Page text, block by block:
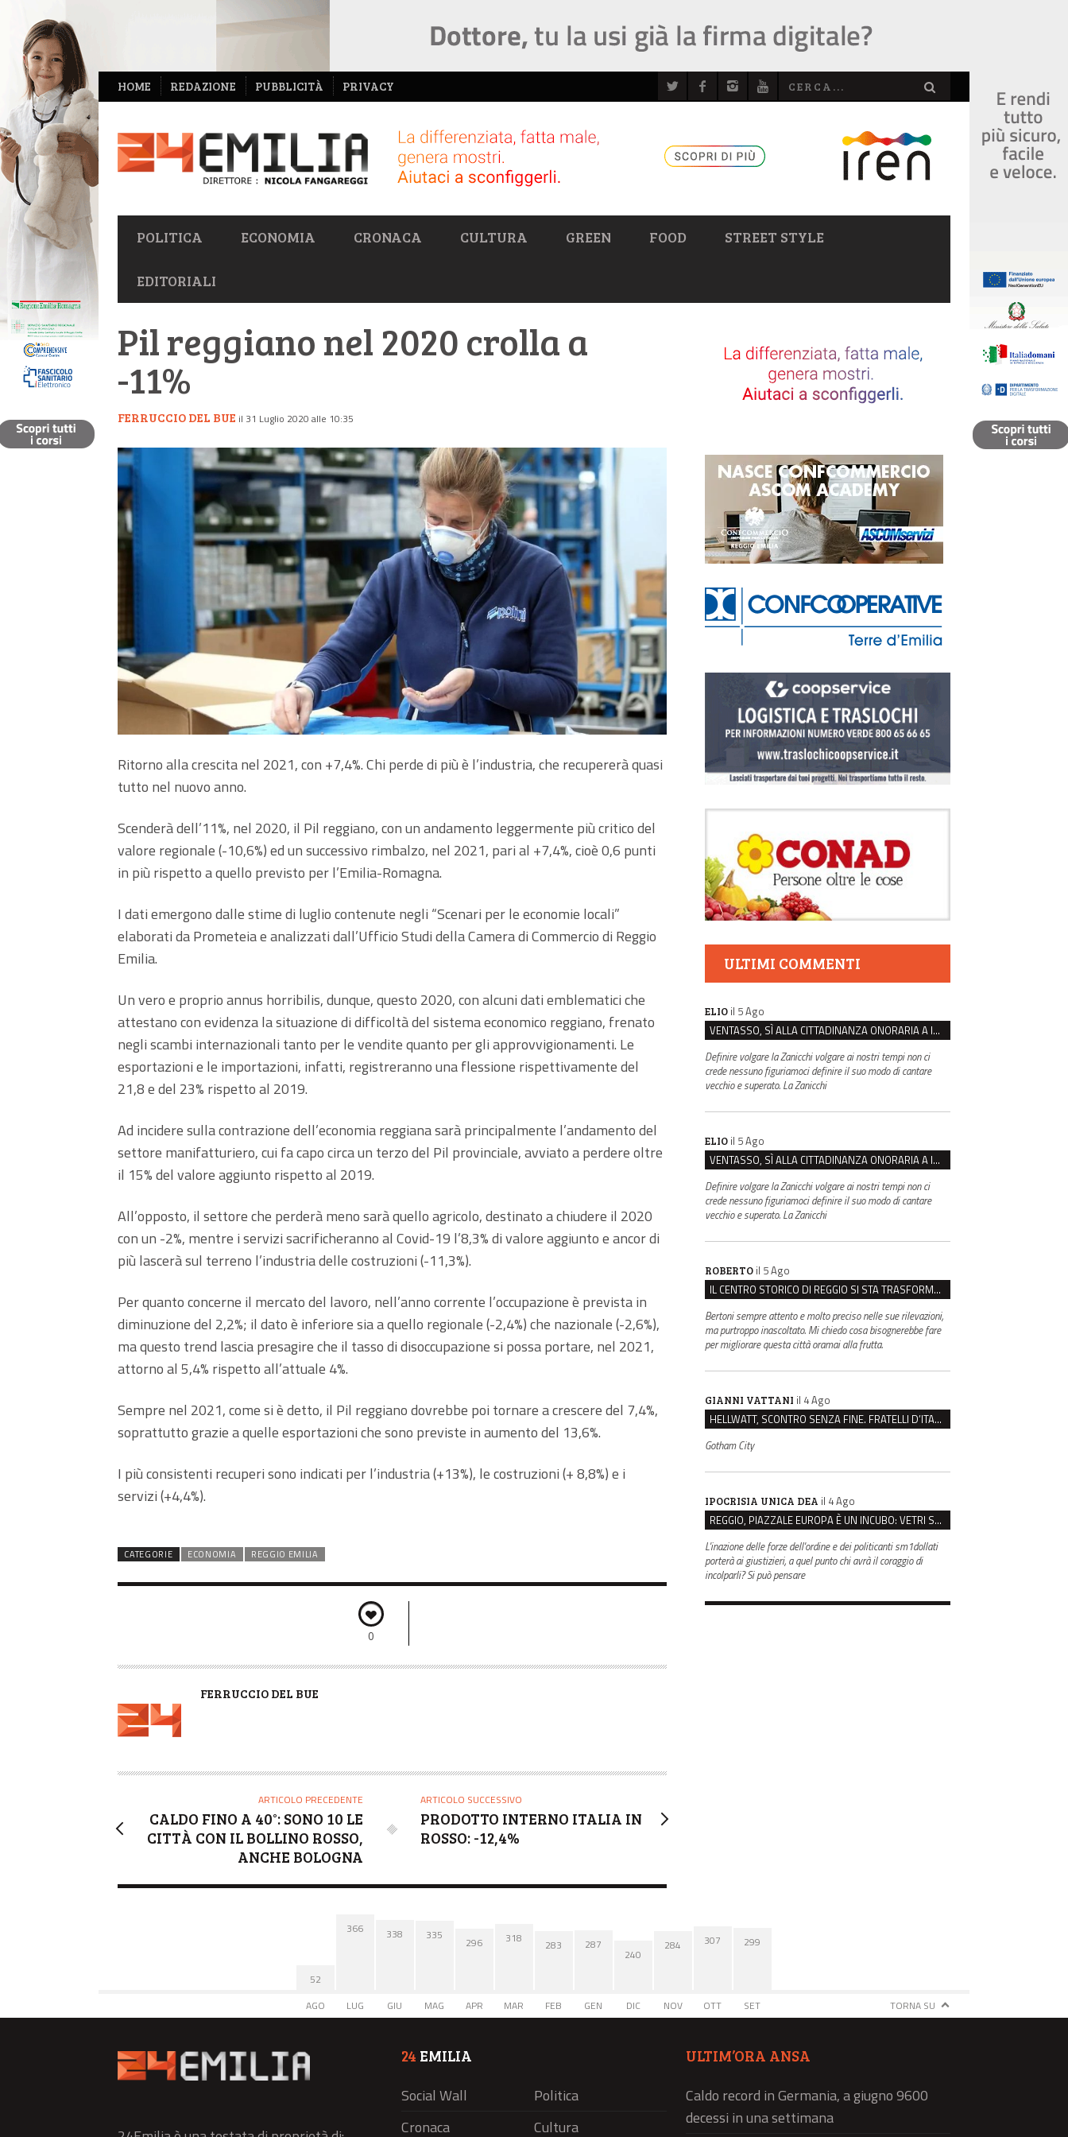
NAVIGAZIONE
SECONDARIA
HOME REDAZIONE PUBBLICITÀ PRIVACY
NAVIGAZIONE
PRIMARIA
POLITICA ECONOMIA CRONACA CULTURA GREEN FOOD STREET STYLE
EDITORIALI
Pil reggiano nel 2020 crolla a
-11%
FERRUCCIO DEL BUE il 31 Luglio 2020 alle 10:35
Ritorno alla crescita nel 2021, con +7,4%. Chi perde di più è l’industria, che recupererà quasi
tutto nel nuovo anno.
Scenderà dell’11%, nel 2020, il Pil reggiano, con un andamento leggermente più critico del
valore regionale (-10,6%) ed un successivo rimbalzo, nel 2021, pari al +7,4%, cioè 0,6 punti
in più rispetto a quello previsto per l’Emilia-Romagna.
I dati emergono dalle stime di luglio contenute negli “Scenari per le economie locali”
elaborati da Prometeia e analizzati dall’Ufficio Studi della Camera di Commercio di Reggio
Emilia.
Un vero e proprio annus horribilis, dunque, questo 2020, con alcuni dati emblematici che
attestano con evidenza la situazione di difficoltà del sistema economico reggiano, frenato
negli scambi internazionali tanto per le vendite quanto per gli approvvigionamenti. Le
esportazioni e le importazioni, infatti, registreranno una flessione rispettivamente del
21,8 e del 23% rispetto al 2019.
Ad incidere sulla contrazione dell’economia reggiana sarà principalmente l’andamento del
settore manifatturiero, cui fa capo circa un terzo del Pil provinciale, avviato a perdere oltre
il 15% del valore aggiunto rispetto al 2019.
All’opposto, il settore che perderà meno sarà quello agricolo, destinato a chiudere il 2020
con un -2%, mentre i servizi sacrificheranno al Covid-19 l’8,3% di valore aggiunto e ancor di
più lascerà sul terreno l’industria delle costruzioni (-11,3%).
Per quanto concerne il mercato del lavoro, nell’anno corrente l’occupazione è prevista in
diminuzione del 2,2%; il dato è inferiore sia a quello regionale (-2,4%) che nazionale (-2,6%),
ma questo trend lascia presagire che il tasso di disoccupazione si possa portare, nel 2021,
attorno al 5,4% rispetto all’attuale 4%.
Sempre nel 2021, come si è detto, il Pil reggiano dovrebbe poi tornare a crescere del 7,4%,
soprattutto grazie a quelle esportazioni che sono previste in aumento del 13,6%.
I più consistenti recuperi sono indicati per l’industria (+13%), le costruzioni (+ 8,8%) e i
servizi (+4,4%).
CATEGORIE ECONOMIA REGGIO EMILIA
0
A
R
FERRUCCIO DEL BUE
ARTICOLO PRECEDENTE
CALDO FINO A 40°: SONO 10 LE
CITTÀ CON IL BOLLINO ROSSO,
ANCHE BOLOGNA
ARTICOLO SUCCESSIVO
PRODOTTO INTERNO ITALIA IN
ROSSO: -12,4%
ULTIMI COMMENTI
ELIO il 5 Ago
VENTASSO, SÌ ALLA CITTADINANZA ONORARIA A IVA ZANICCHI. MA BARGIACCHI: “È DI PESSIMO GUSTO”
Definire volgare la Zanicchi volgare ai nostri tempi non ci
crede nessuno figuriamoci definire il suo modo di cantare
vecchio e superato. La Zanicchi
ELIO il 5 Ago
VENTASSO, SÌ ALLA CITTADINANZA ONORARIA A IVA ZANICCHI. MA BARGIACCHI: “È DI PESSIMO GUSTO”
Definire volgare la Zanicchi volgare ai nostri tempi non ci
crede nessuno figuriamoci definire il suo modo di cantare
vecchio e superato. La Zanicchi
ROBERTO il 5 Ago
IL CENTRO STORICO DI REGGIO SI STA TRASFORMANDO, E NON IN MEGLIO
Bertoni sempre attento e molto preciso nelle sue rilevazioni,
ma purtroppo inascoltato. Mi chiedo cosa bisognerebbe fare
per migliorare questa città oramai alla frutta.
GIANNI VATTANI il 4 Ago
HELLWATT, SCONTRO SENZA FINE. FRATELLI D’ITALIA: “MILANI PORTA DOCUMENTI, DE FRANCO INSULTI”
Gotham City
IPOCRISIA UNICA DEA il 4 Ago
REGGIO, PIAZZALE EUROPA È UN INCUBO: VETRI SPACCATI E FURTI SULLE AUTO IN SOSTA
L'inazione delle forze dell'ordine e dei politicanti sm1dollati
porterà ai giustizieri, a quel punto chi avrà il coraggio di
incolparli? Si può pensare
52
AGO
366
LUG
338
GIU
335
MAG
296
APR
318
MAR
283
FEB
287
GEN
240
DIC
284
NOV
307
OTT
299
SET TORNA SU
24 EMILIA
Social Wall
Politica
Cronaca
Cultura
ULTIM’ORA ANSA
Caldo record in Germania, a giugno 9600
decessi in una settimana